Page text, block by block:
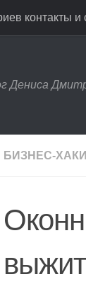
контакты и
Дениса
БИЗНЕС-ХАКИ